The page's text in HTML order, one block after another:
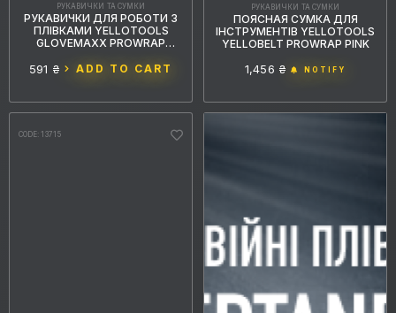
РУКАВИЧКИ ТА СУМКИ
РУКАВИЧКИ ДЛЯ РОБОТИ З
ПЛІВКАМИ YELLOTOOLS
GLOVEMAXX PROWRAP
591 ₴ ADD TO CART
РУКАВИЧКИ ТА СУМКИ
ПОЯСНАЯ СУМКА ДЛЯ
ІНСТРУМЕНТІВ YELLOTOOLS
YELLOBELT PROWRAP PINK
1,456 ₴ NOTIFY
CODE: 13715